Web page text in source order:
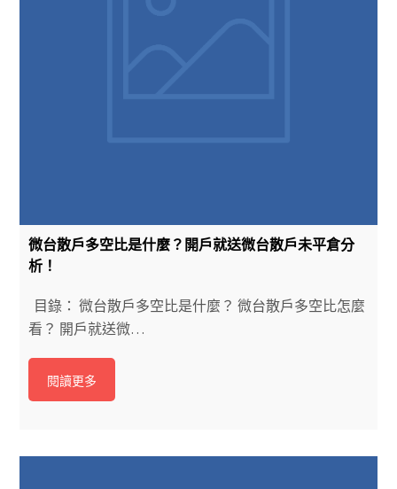
微台散戶多空比是什麼？開戶就送微台散戶未平倉分
析！
目錄： 微台散戶多空比是什麼？ 微台散戶多空比怎麼
看？ 開戶就送微…
閱讀更多